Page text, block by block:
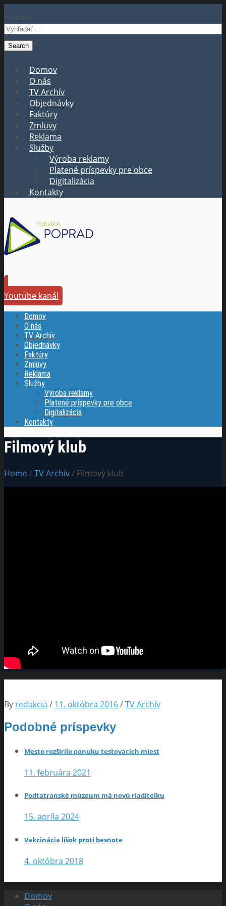
Search
Domov
O nás
TV Archív
Objednávky
Faktúry
Zmluvy
Reklama
Služby
Výroba reklamy
Platené príspevky pre obce
Digitalizácia
Kontakty
Youtube kanál
Domov
O nás
TV Archív
Objednávky
Faktúry
Zmluvy
Reklama
Služby
Výroba reklamy
Platené príspevky pre obce
Digitalizácia
Kontakty
Filmový klub
Home/TV Archív/ Filmový klub
By redakcia / 11. októbra 2016/TV Archív
Podobné príspevky
Mesto rozšírilo ponuku testovacích miest
11. februára 2021
Podtatranské múzeum má novú riaditeľku
15. apríla 2024
Vakcinácia líšok proti besnote
4. októbra 2018
Domov